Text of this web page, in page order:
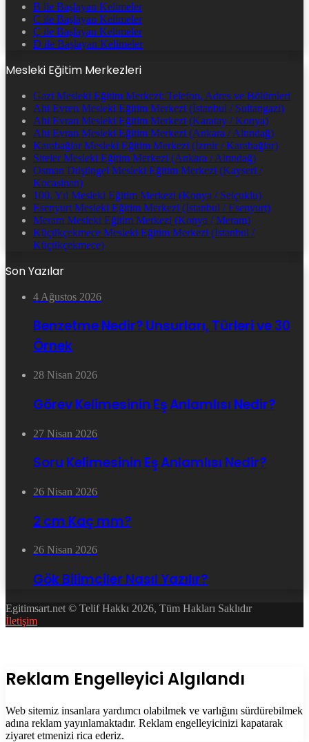
B ile Başlayan Kelimeler
C ile Başlayan Kelimeler
Ç ile Başlayan Kelimeler
D ile Başlayan Kelimeler
Mesleki Eğitim Merkezleri
Gazi Mesleki Eğitim Merkezi: Telefon, Adres ve Bölümleri
Ahi Evren Mesleki Eğitim Merkezi (İstanbul / Sultangazi)
Ahi Evran Mesleki Eğitim Merkezi (Karatay / Konya)
Ahi Evran Mesleki Eğitim Merkezi (Ankara / Altındağ)
Karabağlar Mesleki Eğitim Merkezi (İzmir / Karabağlar)
Siteler Mesleki Eğitim Merkezi (Ankara / Altındağ)
Osman Düşüngel Mesleki Eğitim Merkezi (Kayseri /
Kocasinan)
100. Yıl Mesleki Eğitim Merkezi (Konya / Selçuklu)
Esenyurt Mesleki Eğitim Merkezi (İstanbul / Esenyurt)
Meram Mesleki Eğitim Merkezi (Konya / Meram)
Küçükçekmece Mesleki Eğitim Merkezi (İstanbul /
Küçükçekmece)
Son Yazılar
4 Ağustos 2026
Benzetme Nedir? Unsurları, Türleri ve 30
Örnek
28 Nisan 2026
Görev Kelimesinin Eş Anlamlısı Nedir?
27 Nisan 2026
Soru Kelimesinin Eş Anlamlısı Nedir?
26 Nisan 2026
2 cm Kaç mm?
26 Nisan 2026
Gök Bilimciler Nasıl Yazılır?
Egitimsart.net © Telif Hakkı 2026, Tüm Hakları Saklıdır
İletişim
Kapalı
Reklam Engelleyici Algılandı
Web sitemiz insanlara yardımcı olabilmek ve varlığını sürdürebilmek
adına reklam yayınlamaktadır. Reklam engelleyicinizi kapatarak
ziyaret etmenizi rica ederiz.